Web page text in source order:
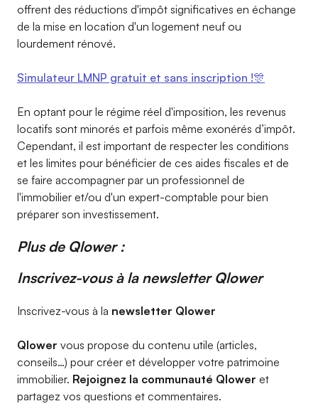
offrent des réductions d'impôt significatives en échange
de la mise en location d'un logement neuf ou
lourdement rénové.
Simulateur LMNP gratuit et sans inscription !🎊
En optant pour le régime réel d'imposition, les revenus
locatifs sont minorés et parfois même exonérés d’impôt.
Cependant, il est important de respecter les conditions
et les limites pour bénéficier de ces aides fiscales et de
se faire accompagner par un professionnel de
l'immobilier et/ou d'un expert-comptable pour bien
préparer son investissement.
Plus de Qlower :
Inscrivez-vous à la newsletter Qlower​
Inscrivez-vous à la newsletter Qlower​
Qlower vous propose du contenu utile (articles,
conseils…) pour créer et développer votre patrimoine
immobilier. Rejoignez la communauté Qlower et
partagez vos questions et commentaires.